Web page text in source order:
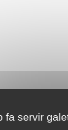
fa servir